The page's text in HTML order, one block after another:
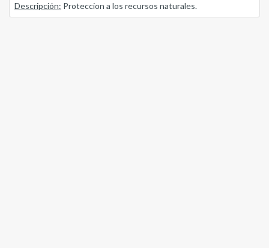
Descripción: Proteccion a los recursos naturales.